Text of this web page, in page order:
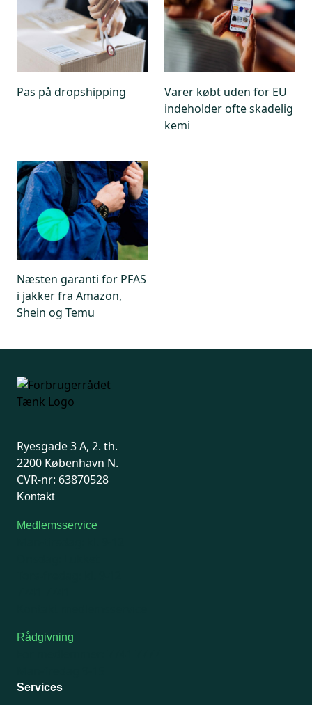
Pas på dropshipping
Varer købt uden for EU
indeholder ofte skadelig
kemi
Næsten garanti for PFAS
i jakker fra Amazon,
Shein og Temu
Ryesgade 3 A, 2. th.
2200 København N.
CVR-nr: 63870528
Kontakt
Medlemsservice
Rådgivning
Services